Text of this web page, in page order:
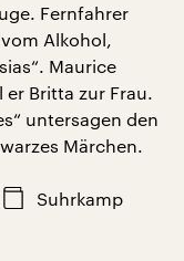
Fernfahrer
Alkohol,
Maurice
Britta zur Frau.
untersagen den
Märchen.
Suhrkamp